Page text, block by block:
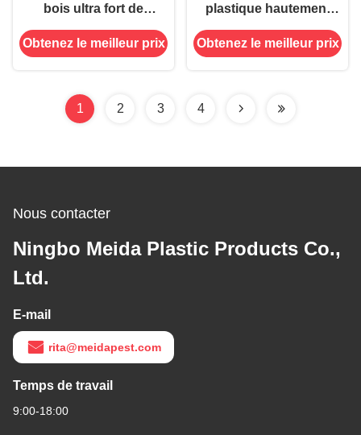
bois ultra fort de
printemps
Obtenez le meilleur prix
plastique hautement
sensible 30 pièces pour
une prévention efficace
Obtenez le meilleur prix
1 2 3 4
Nous contacter
Ningbo Meida Plastic Products Co.,
Ltd.
E-mail
rita@meidapest.com
Temps de travail
9:00-18:00